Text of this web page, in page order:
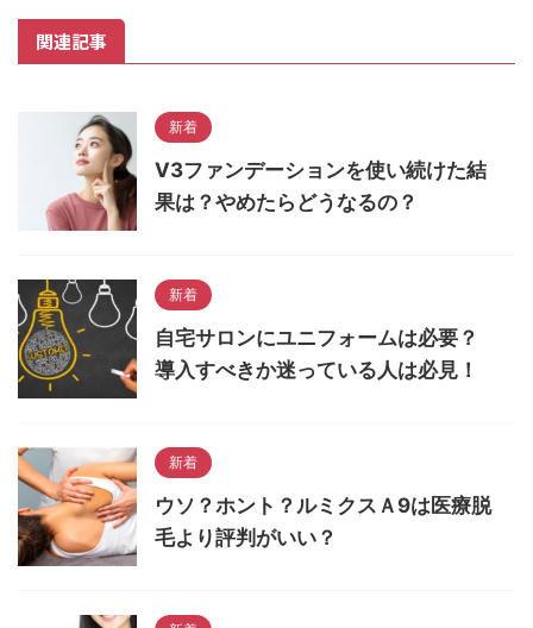
関連記事
新着
V3ファンデーションを使い続けた結
果は？やめたらどうなるの？
新着
自宅サロンにユニフォームは必要？
導入すべきか迷っている人は必見！
新着
ウソ？ホント？ルミクスＡ9は医療脱
毛より評判がいい？